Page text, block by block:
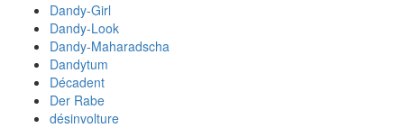
Dandy-Girl
Dandy-Look
Dandy-Maharadscha
Dandytum
Décadent
Der Rabe
désinvolture